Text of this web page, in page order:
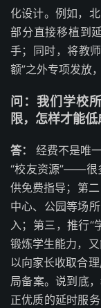
化设计。例如，
部分直接移植到
手；同时，将教
额”之外专项发放
问：我们学校
限，怎样才能
答：
经费不是唯
“校友资源”——很
供免费指导；第
中心、公园等场
入；第三，推行“
锻炼学生能力，
以向家长收取合
局备案。说到底
正优质的延时服